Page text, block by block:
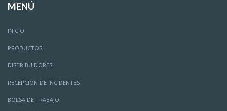
MENÚ
INICIO
PRODUCTOS
DISTRIBUIDORES
RECEPCIÓN DE INCIDENTES
BOLSA DE TRABAJO